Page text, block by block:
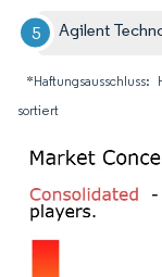
Agilent
sortiert